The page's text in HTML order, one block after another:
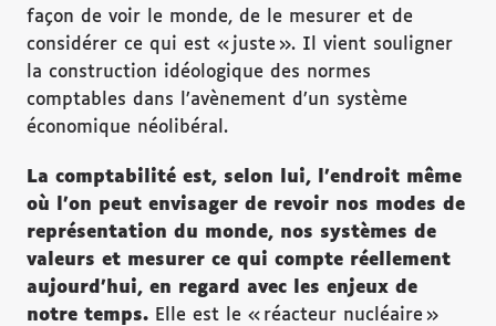
façon de voir le monde, de le mesurer et de
considérer ce qui est « juste ». Il vient souligner
la construction idéologique des normes
comptables dans l’avènement d’un système
économique néolibéral.
La comptabilité est, selon lui, l’endroit même
où l’on peut envisager de revoir nos modes de
représentation du monde, nos systèmes de
valeurs et mesurer ce qui compte réellement
aujourd’hui, en regard avec les enjeux de
notre temps. Elle est le « réacteur nucléaire »